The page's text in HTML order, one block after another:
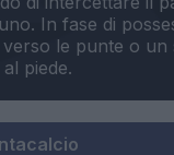
In fase di
le punte o un